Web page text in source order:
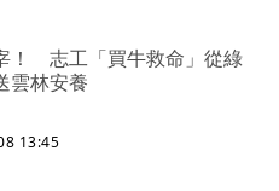
！ 志工「買牛救命」從綠
雲林安養
13:45